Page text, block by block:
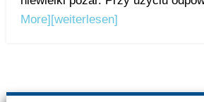
More] [weiterlesen]